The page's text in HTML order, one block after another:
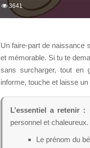
3641
Un faire-part de naissance
et mémorable. Si tu te
sans surcharger, tout en
informe, touche et laisse
L’essentiel a retenir :
personnel et chaleureux.
Le prénom du